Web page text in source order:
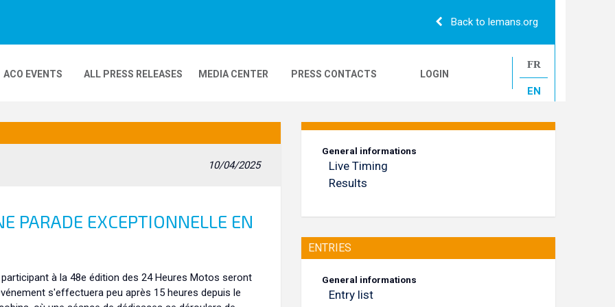
Back to lemans.org
ACO EVENTS
24H CAMIONS
ALL PRESS RELEASES MEDIA CENTER PRESS CONTACTS LOGIN
FR
EN
10/04/2025
PARADE EXCEPTIONNELLE EN
à la 48e édition des 24 Heures Motos seront
s'effectuera peu après 15 heures depuis le
General informations
Live Timing
Results
ENTRIES
General informations
Entry list